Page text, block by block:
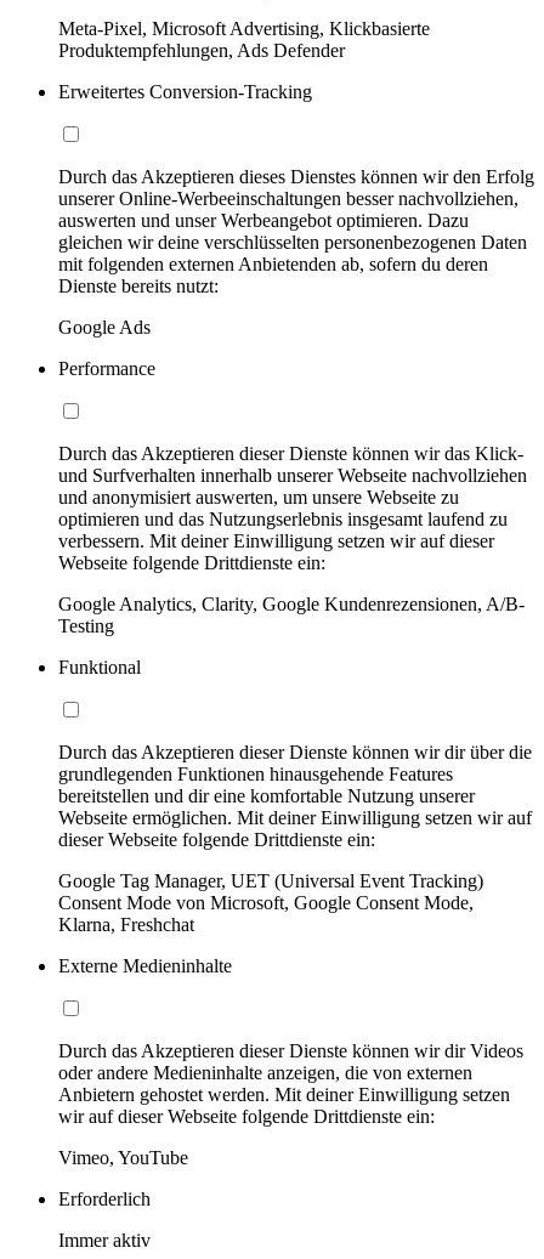
Meta-Pixel, Microsoft Advertising, Klickbasierte
Produktempfehlungen, Ads Defender
Erweitertes Conversion-Tracking
Durch das Akzeptieren dieses Dienstes können wir den Erfolg
unserer Online-Werbeeinschaltungen besser nachvollziehen,
auswerten und unser Werbeangebot optimieren. Dazu
gleichen wir deine verschlüsselten personenbezogenen Daten
mit folgenden externen Anbietenden ab, sofern du deren
Dienste bereits nutzt:
Google Ads
Performance
Durch das Akzeptieren dieser Dienste können wir das Klick-
und Surfverhalten innerhalb unserer Webseite nachvollziehen
und anonymisiert auswerten, um unsere Webseite zu
optimieren und das Nutzungserlebnis insgesamt laufend zu
verbessern. Mit deiner Einwilligung setzen wir auf dieser
Webseite folgende Drittdienste ein:
Google Analytics, Clarity, Google Kundenrezensionen, A/B-
Testing
Funktional
Durch das Akzeptieren dieser Dienste können wir dir über die
grundlegenden Funktionen hinausgehende Features
bereitstellen und dir eine komfortable Nutzung unserer
Webseite ermöglichen. Mit deiner Einwilligung setzen wir auf
dieser Webseite folgende Drittdienste ein:
Google Tag Manager, UET (Universal Event Tracking)
Consent Mode von Microsoft, Google Consent Mode,
Klarna, Freshchat
Externe Medieninhalte
Durch das Akzeptieren dieser Dienste können wir dir Videos
oder andere Medieninhalte anzeigen, die von externen
Anbietern gehostet werden. Mit deiner Einwilligung setzen
wir auf dieser Webseite folgende Drittdienste ein:
Vimeo, YouTube
Erforderlich
Immer aktiv